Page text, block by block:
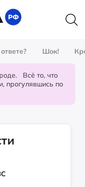
Шок!
Всё то, что
прогулявшись по